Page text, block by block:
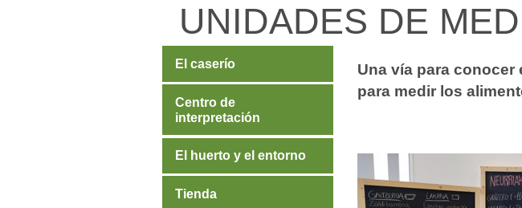
UNIDADES DE
Una vía para conocer
para medir los
El caserío
Centro de
interpretación
El huerto y el entorno
Tienda